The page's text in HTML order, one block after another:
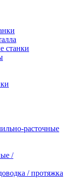
станки
расточные
/
/ протяжка